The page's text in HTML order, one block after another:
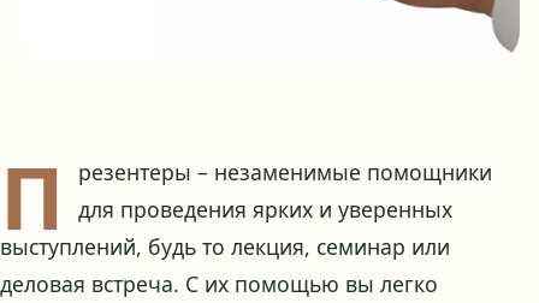
П
резентеры – незаменимые помощники
для проведения ярких и уверенных
выступлений, будь то лекция, семинар или
деловая встреча. С их помощью вы легко